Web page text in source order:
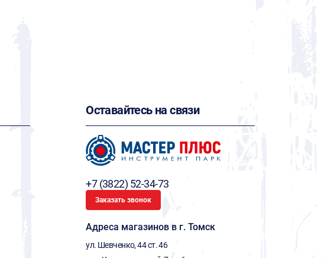
Оставайтесь на связи
+7 (3822) 52-34-73
Заказать звонок
Адреса магазинов в г. Томск
ул. Шевченко, 44 ст. 46